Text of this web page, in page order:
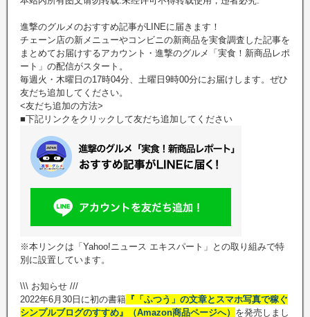
進撃のグルメのおすすめ記事がLINEに届きます！
チェーン店の新メニューやコンビニの新商品を実食調査した記事を
まとめてお届けするアカウント・進撃のグルメ「実食！新商品レポ
ート」の配信がスタート。
毎週火・木曜日の17時04分、土曜日9時00分にお届けします。ぜひ
友だち追加してください。
<友だち追加の方法>
■下記リンクをクリックして友だち追加してください
※本リンクは「Yahoo!ニュース エキスパート」との取り組みで特
別に設置しています。
\\\ お知らせ ///
2022年6月30日に初の書籍 『「ふつう」の文章とスマホ写真で稼ぐ
シンプルブログのすすめ』（Amazon商品ページへ） を発売しまし